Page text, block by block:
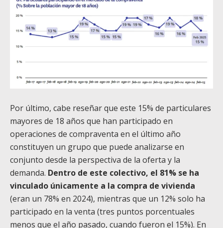
Por último, cabe reseñar que este 15% de particulares
mayores de 18 años que han participado en
operaciones de compraventa en el último año
constituyen un grupo que puede analizarse en
conjunto desde la perspectiva de la oferta y la
demanda. Dentro de este colectivo, el 81% se ha
vinculado únicamente a la compra de vivienda
(eran un 78% en 2024), mientras que un 12% solo ha
participado en la venta (tres puntos porcentuales
menos que el año pasado, cuando fueron el 15%). En